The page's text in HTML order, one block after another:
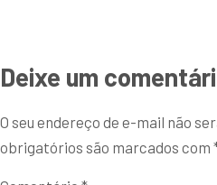
Deixe um
O seu endereço de e-mail não
obrigatórios são marcados com